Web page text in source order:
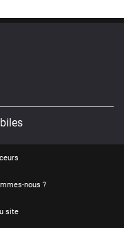
nous ?
site